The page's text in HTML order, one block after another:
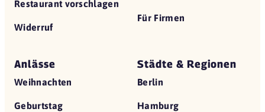
Restaurant vorschlagen
Widerruf
Für Firmen
Anlässe
Weihnachten
Geburtstag
Städte & Regionen
Berlin
Hamburg